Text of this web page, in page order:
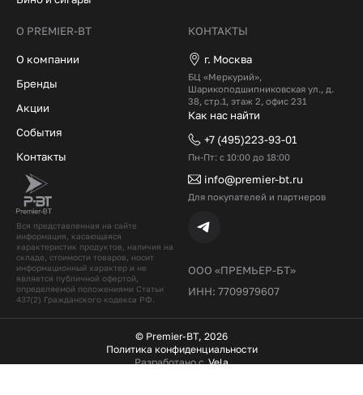
Вся представленная на сайте
информация, касающаяся
характеристик продуктов, наличия на
складе, стоимости товаров, носит
информационный характер и не
является публичной офертой,
определяемой положениями Статьи
437(2) Гражданского кодекcа РФ.
ООО «ПРЕМЬЕР-БТ»
ИНН: 7709979607
О PREMIER-BT
О компании
Бренды
Акции
События
Контакты
КОНТАКТЫ
г. Москва
БЦ «Меркурий»,
Шарикоподшипниковская ул., д.
38, стр.1, этаж 2, офис 231
Как нас найти
+7 (495)223-93-01
Пн-Пт: с 10:00 до 18:00
info@premier-bt.ru
Для покупателей и партнеров
© Premier-BT, 2026
Политика конфиденциальности
Разработано с Vela